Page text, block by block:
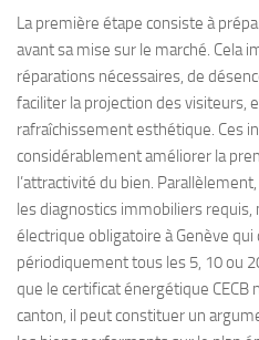
La première étape consiste à
avant sa mise sur le marché. Cela
réparations nécessaires, de
faciliter la projection des visiteurs,
rafraîchissement esthétique. Ces
considérablement améliorer la
l’attractivité du bien.
les diagnostics immobiliers
électrique obligatoire à Genève
périodiquement tous les 5, 10 ou
que le certificat énergétique CECB
canton, il peut constituer un